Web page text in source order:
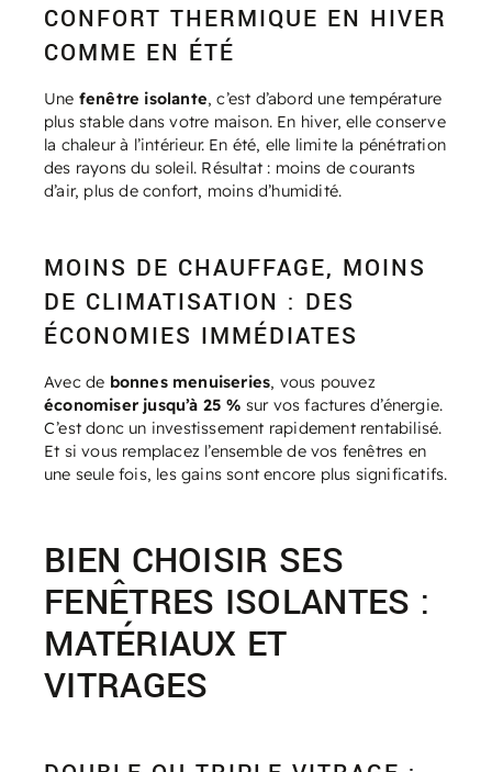
CONFORT THERMIQUE EN HIVER
COMME EN ÉTÉ
Une fenêtre isolante, c’est d’abord une température
plus stable dans votre maison. En hiver, elle conserve
la chaleur à l’intérieur. En été, elle limite la pénétration
des rayons du soleil. Résultat : moins de courants
d’air, plus de confort, moins d’humidité.
MOINS DE CHAUFFAGE, MOINS
DE CLIMATISATION : DES
ÉCONOMIES IMMÉDIATES
Avec de bonnes menuiseries, vous pouvez
économiser jusqu’à 25 % sur vos factures d’énergie.
C’est donc un investissement rapidement rentabilisé.
Et si vous remplacez l’ensemble de vos fenêtres en
une seule fois, les gains sont encore plus significatifs.
BIEN CHOISIR SES
FENÊTRES ISOLANTES :
MATÉRIAUX ET
VITRAGES